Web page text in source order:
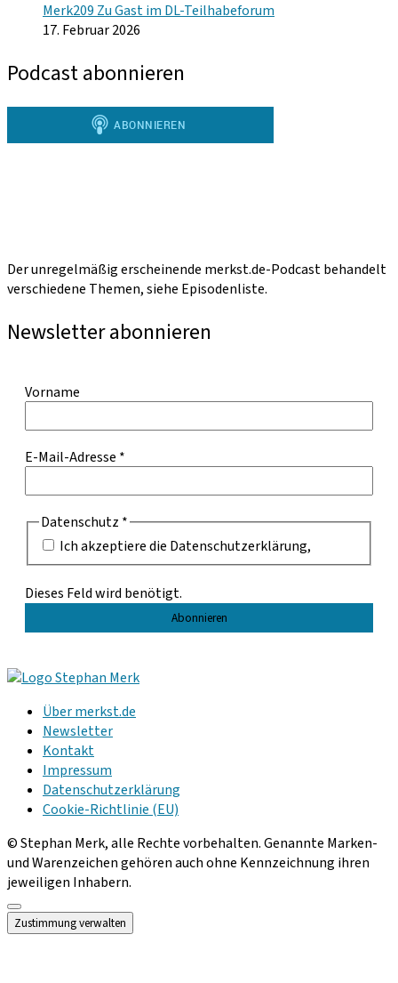
Merk209 Zu Gast im DL-Teilhabeforum
17. Februar 2026
Podcast abonnieren
Der unregelmäßig erscheinende merkst.de-Podcast behandelt
verschiedene Themen, siehe Episodenliste.
Newsletter abonnieren
Vorname
E-Mail-Adresse *
Datenschutz *
Ich akzeptiere die Datenschutzerklärung,
Dieses Feld wird benötigt.
Über merkst.de
Newsletter
Kontakt
Impressum
Datenschutzerklärung
Cookie-Richtlinie (EU)
© Stephan Merk, alle Rechte vorbehalten. Genannte Marken-
und Warenzeichen gehören auch ohne Kennzeichnung ihren
jeweiligen Inhabern.
Scroll
to
Zustimmung verwalten